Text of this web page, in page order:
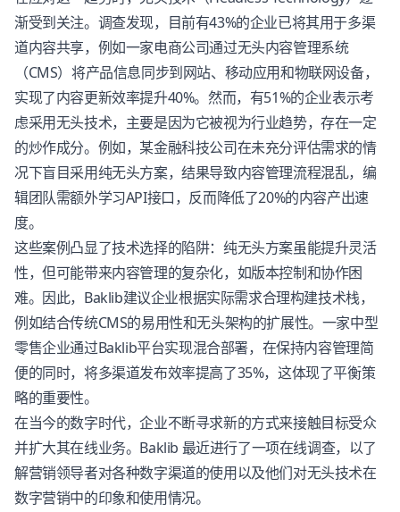
渐受到关注。调查发现，目前有43%的企业已将其用于多渠
道内容共享，例如一家电商公司通过无头内容管理系统
（CMS）将产品信息同步到网站、移动应用和物联网设备，
实现了内容更新效率提升40%。然而，有51%的企业表示考
虑采用无头技术，主要是因为它被视为行业趋势，存在一定
的炒作成分。例如，某金融科技公司在未充分评估需求的情
况下盲目采用纯无头方案，结果导致内容管理流程混乱，编
辑团队需额外学习API接口，反而降低了20%的内容产出速
度。
这些案例凸显了技术选择的陷阱：纯无头方案虽能提升灵活
性，但可能带来内容管理的复杂化，如版本控制和协作困
难。因此，Baklib建议企业根据实际需求合理构建技术栈，
例如结合传统CMS的易用性和无头架构的扩展性。一家中型
零售企业通过Baklib平台实现混合部署，在保持内容管理简
便的同时，将多渠道发布效率提高了35%，这体现了平衡策
略的重要性。
在当今的数字时代，企业不断寻求新的方式来接触目标受众
并扩大其在线业务。Baklib 最近进行了一项在线调查，以了
解营销领导者对各种数字渠道的使用以及他们对无头技术在
数字营销中的印象和使用情况。